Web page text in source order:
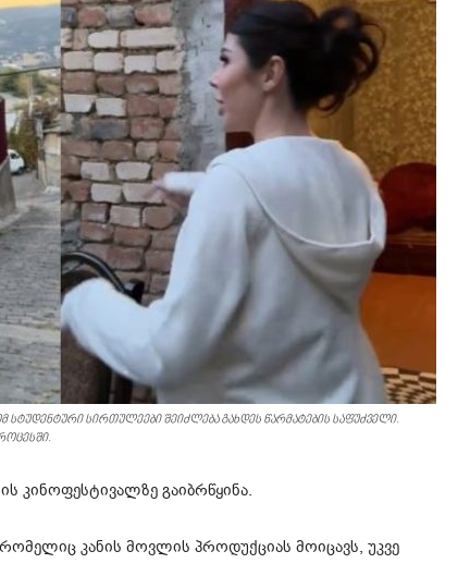
სტუდენტური სირთულეები შეიძლება გახდეს წარმატების საფუძველი.
კინოფესტივალზე გაიბრწყინა.
კანის მოვლის პროდუქციას მოიცავს, უკვე